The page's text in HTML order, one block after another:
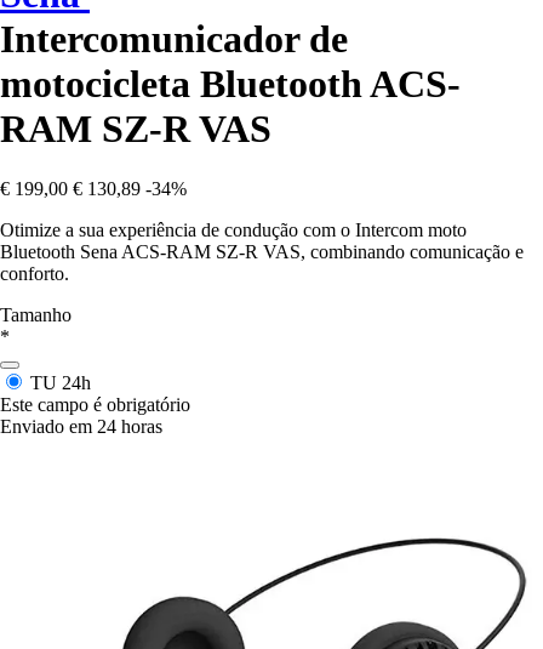
Intercomunicador de
motocicleta Bluetooth ACS-
RAM SZ-R VAS
€ 199,00 € 130,89 -34%
Otimize a sua experiência de condução com o Intercom moto
Bluetooth Sena ACS-RAM SZ-R VAS, combinando comunicação e
conforto.
Tamanho
*
TU 24h
Este campo é obrigatório
Enviado em 24 horas